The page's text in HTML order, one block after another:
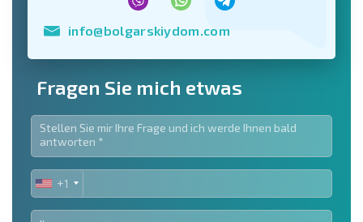
info@bolgarskiydom.com
Fragen Sie mich etwas
UNITED
STATES
+1
+1